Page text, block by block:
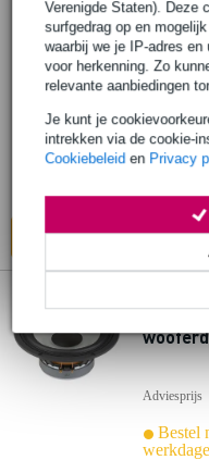
Verenigde Staten). Deze
surfgedrag op en
waarbij we je IP-adres en
voor herkenning. Zo
relevante aanbiedingen
Je kunt je
intrekken via de cookie-
Cookiebeleid en Privacy
Visaton
Ohm
Adviesprijs
In
Visaton
Adviesprijs
Bestel